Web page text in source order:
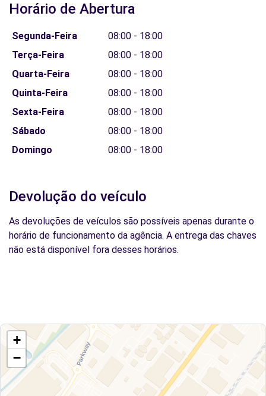
Horário de Abertura
Segunda-Feira
08:00 - 18:00
Terça-Feira
08:00 - 18:00
Quarta-Feira
08:00 - 18:00
Quinta-Feira
08:00 - 18:00
Sexta-Feira
08:00 - 18:00
Sábado
08:00 - 18:00
Domingo
08:00 - 18:00
Devolução do veículo
As devoluções de veículos são possíveis apenas durante o
horário de funcionamento da agência. A entrega das chaves
não está disponível fora desses horários.
+
−